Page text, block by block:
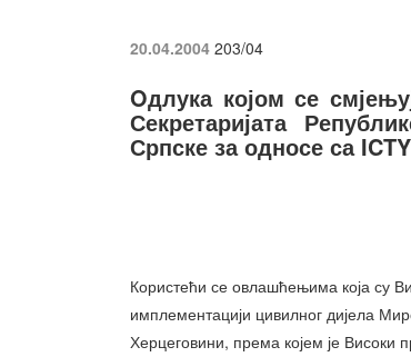
20.04.2004 203/04
Oдлука којом се
Секретаријата
Српске за односе са ICTY
Користећи се овлашћењима која су
имплементацији цивилног дијела
Херцеговини, према којем је Високи